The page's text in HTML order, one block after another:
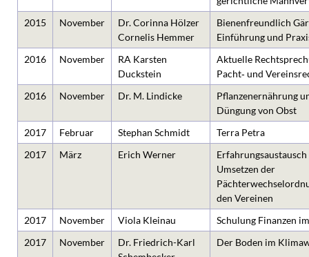
2015
November
Dr. Corinna Hölzer
Cornelis Hemmer
Bienenfreundlich
Einführung und
2016
November
RA Karsten
Duckstein
Aktuelle
Pacht‐ und
2016
November Dr. M. Lindicke
Pflanzenernährung
Düngung von Obst
2017
Februar Stephan Schmidt
Terra Petra
2017
März Erich Werner
Umsetzen der
den Vereinen
2017
November Viola Kleinau
Schulung Finanzen
2017
November
Dr. Friedrich-Karl
Der Boden im